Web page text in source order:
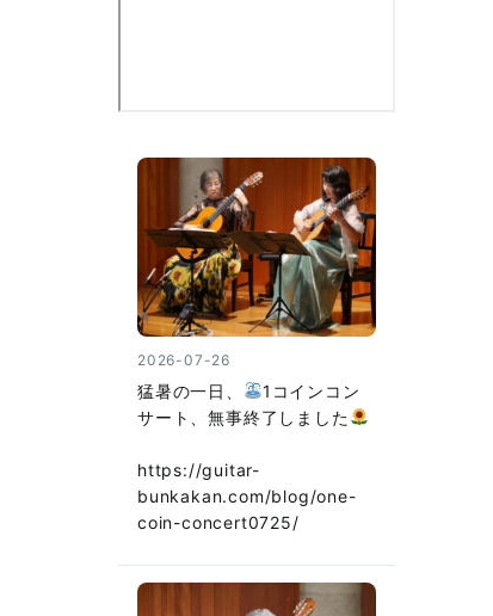
2026-07-26
猛暑の一日、
1コインコン
サート、無事終了しました
https://guitar-
bunkakan.com/blog/one-
coin-concert0725/